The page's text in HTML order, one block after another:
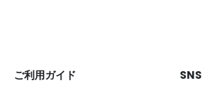
ご利用ガイド SNS